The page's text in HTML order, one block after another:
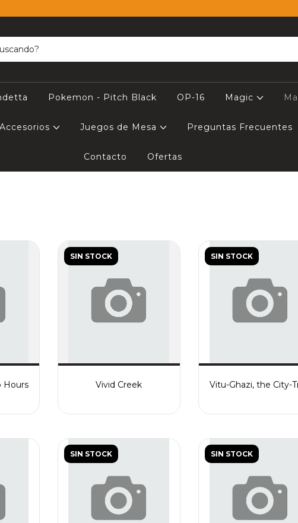
Pokemon - Pitch Black OP-16 Magic
Juegos de Mesa Preguntas Frecuentes
Contacto Ofertas
Hours
SIN STOCK
Vivid Creek
SIN STOCK
Vitu-Ghazi, the City-
SIN STOCK SIN STOCK